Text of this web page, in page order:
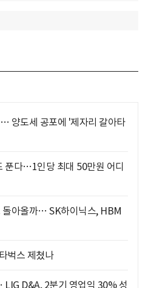
양도세 공포에 '제자리 갈아타
푼다…1인당 최대 50만원 어디
돌아올까… SK하이닉스, HBM
벅스 제쳤나
D&A, 2분기 영업익 30% 성